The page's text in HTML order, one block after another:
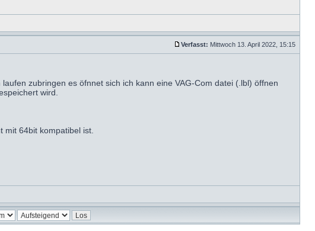
Verfasst: Mittwoch 13. April 2022, 15:15
zubringen es öfnnet sich ich kann eine VAG-Com datei (.lbl) öffnen
wird.
64bit kompatibel ist.